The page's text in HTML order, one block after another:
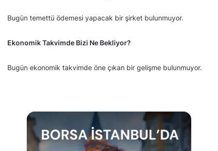
Bugün temettü ödemesi yapacak bir şirket bulunmuyor.
Ekonomik Takvimde Bizi Ne Bekliyor?
Bugün ekonomik takvimde öne çıkan bir gelişme bulunmuyor.